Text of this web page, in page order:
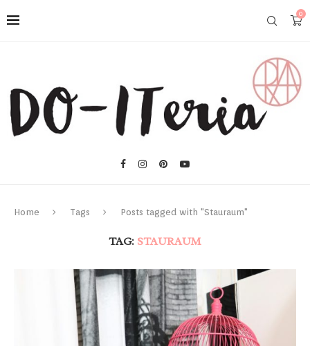
0
Home Tags Posts tagged with "Stauraum"
TAG: STAURAUM